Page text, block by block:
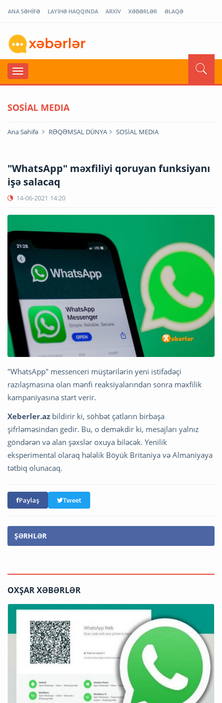
ANA SƏHİFƏ LAYİHƏ HAQQINDA ARXİV XƏBƏRLƏR ƏLAQƏ
SOSİAL MEDIA
Ana Səhifə RƏQƏMSAL DÜNYA SOSİAL MEDIA
"WhatsApp" məxfiliyi qoruyan funksiyanı
işə salacaq
14-06-2021 14:20
"WhatsApp" messenceri müştərilərin yeni istifadəçi
razılaşmasına olan mənfi reaksiyalarından sonra məxfilik
kampaniyasına start verir.
Xeberler.az bildirir ki, söhbət çatların birbaşa
şifrləməsindən gedir. Bu, o deməkdir ki, mesajları yalnız
göndərən və alan şəxslər oxuya biləcək. Yenilik
eksperimental olaraq hələlik Böyük Britaniya və Almaniyaya
tətbiq olunacaq.
Paylaş Tweet
ŞƏRHLƏR
OXŞAR XƏBƏRLƏR